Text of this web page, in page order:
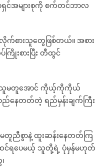
င်အများစုကို စက်တင်ဘာလ
က်စားသူတွေဖြစ်တယ်။ အစား
းစားပြီး တီထွင်
သူမတူအောင် ကိုယ့်ကိုကိုယ်
နေတတ်တဲ့ ရည်မှန်းချက်ကြီး
တူညီစွာနဲ့ ထူးဆန်းနေတတ်ကြ
င်ရပေမယ့် သူတို့ရဲ့ ပုံမှန်မဟုတ်